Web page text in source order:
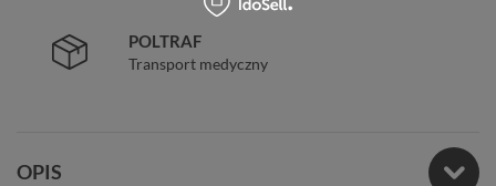
POLTRAF
Transport medyczny
OPIS